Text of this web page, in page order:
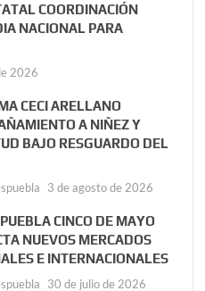
COORDINACIÓN
NACIONAL PARA
2026
CECI ARELLANO
A NIÑEZ Y
BAJO RESGUARDO DEL
3 de agosto de 2026
CINCO DE MAYO
NUEVOS MERCADOS
E INTERNACIONALES
30 de julio de 2026